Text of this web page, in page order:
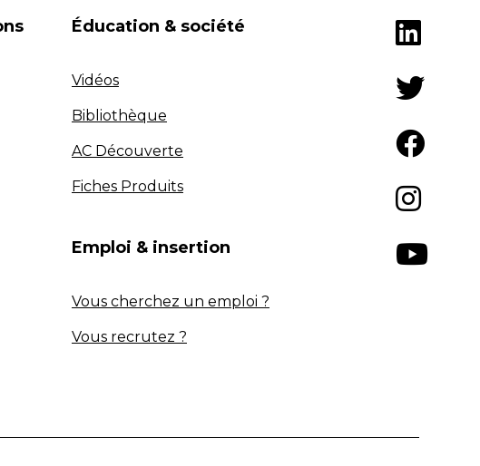
Éducation & société
Vidéos
Bibliothèque
AC Découverte
Fiches Produits
Emploi & insertion
Vous cherchez un emploi ?
Vous recrutez ?